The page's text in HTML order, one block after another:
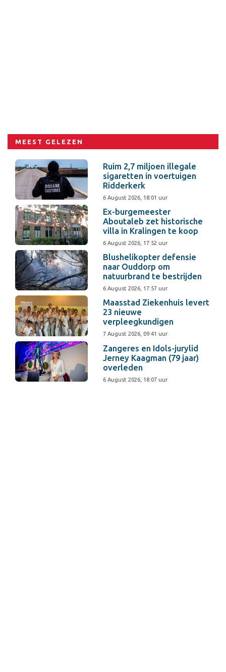
MEEST GELEZEN
Ruim 2,7 miljoen illegale
sigaretten in voertuigen
Ridderkerk
6 August 2026, 18:01 uur
Ex-burgemeester
Aboutaleb zet historische
villa in Kralingen te koop
6 August 2026, 17:52 uur
Blushelikopter defensie
naar Ouddorp om
natuurbrand te bestrijden
6 August 2026, 17:57 uur
Maasstad Ziekenhuis levert
23 nieuwe
verpleegkundigen
7 August 2026, 09:41 uur
Zangeres en Idols-jurylid
Jerney Kaagman (79 jaar)
overleden
6 August 2026, 18:07 uur